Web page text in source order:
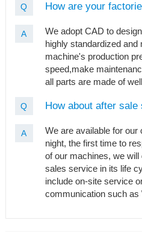
Q How are your
A
We adopt CAD to
highly standardized and
machine's production
speed,make
all parts are made of
Q How about after sale
A
We are available for
night, the first time to
of our machines, we
sales service in its life
include on-site service
communication such as